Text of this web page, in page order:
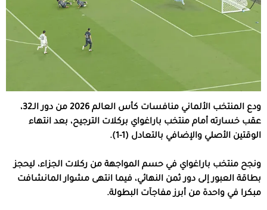
ودع المنتخب الألماني منافسات كأس العالم 2026 من دور الـ32،
عقب خسارته أمام منتخب باراغواي بركلات الترجيح، بعد انتهاء
الوقتين الأصلي والإضافي بالتعادل (1-1).
ونجح منتخب باراغواي في حسم المواجهة من ركلات الجزاء، ليحجز
بطاقة العبور إلى دور ثمن النهائي، فيما انتهى مشوار المانشافت
مبكرا في واحدة من أبرز مفاجآت البطولة.